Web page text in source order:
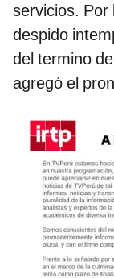
servicios. Por
despido
del termino
agregó el